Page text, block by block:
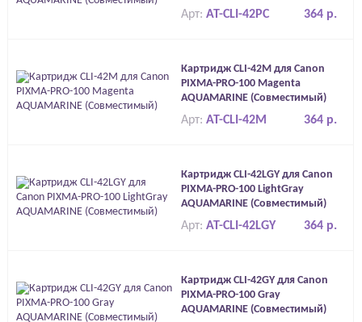
364 р.
Арт: AT-CLI-42PC
Картридж CLI-42M для Canon
PIXMA-PRO-100 Magenta
AQUAMARINE (Совместимый)
364 р.
Арт:AT-CLI-42M
Картридж CLI-42LGY для Canon
PIXMA-PRO-100 LightGray
AQUAMARINE (Совместимый)
364 р.
Арт:AT-CLI-42LGY
Картридж CLI-42GY для Canon
PIXMA-PRO-100 Gray
AQUAMARINE (Совместимый)